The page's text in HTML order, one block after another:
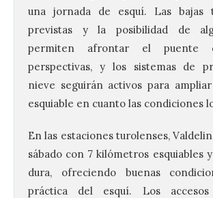
una jornada de esquí. Las bajas
previstas y la posibilidad de
permiten afrontar el puente
perspectivas, y los sistemas de
nieve seguirán activos para
esquiable en cuanto las condiciones
En las estaciones turolenses,
sábado con 7 kilómetros esquiables
dura, ofreciendo buenas
práctica del esquí. Los